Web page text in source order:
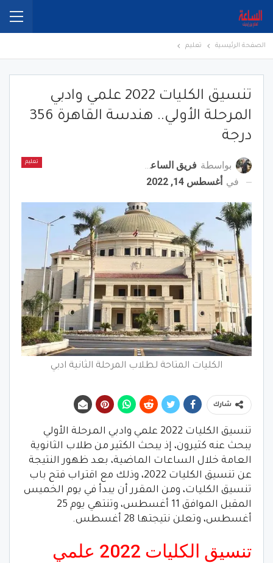
الصفحة الرئيسية تعليم
تنسيق الكليات 2022 علمي وادبي
المرحلة الأولي.. هندسة القاهرة 356
درجة
تعليم بواسطة فريق الساعة برس
في أغسطس 14, 2022
الكليات المتاحة لطلاب المرحلة الثانية ادبي
شارك
تنسيق الكليات 2022 علمي وادبي المرحلة الأولي
يبحث عنه كثيرون، إذ يبحث الكثير من طلاب الثانوية
العامة خلال الساعات الماضية، بعد ظهور النتيجة
عن تنسيق الكليات 2022، وذلك مع اقتراب فتح باب
تنسيق الكليات، ومن المقرر أن يبدأ في يوم الخميس
المقبل الموافق 11 أغسطس، وتنتهي يوم 25
أغسطس، وتعلن نتيجتها 28 أغسطس.
تنسيق الكليات 2022 علمي